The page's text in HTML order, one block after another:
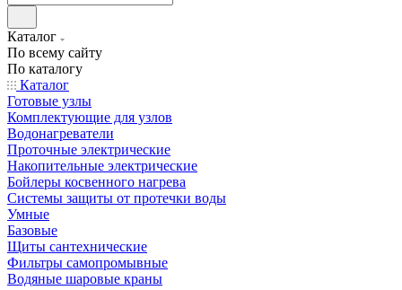
Каталог
По всему сайту
По каталогу
Каталог
Готовые узлы
Комплектующие для узлов
Водонагреватели
Проточные электрические
Накопительные электрические
Бойлеры косвенного нагрева
Системы защиты от протечки воды
Умные
Базовые
Щиты сантехнические
Фильтры самопромывные
Водяные шаровые краны